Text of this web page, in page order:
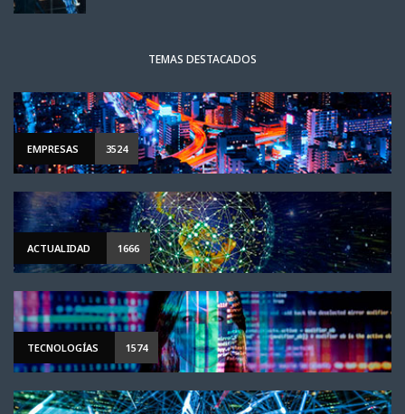
TEMAS DESTACADOS
EMPRESAS 3524
ACTUALIDAD 1666
TECNOLOGÍAS 1574